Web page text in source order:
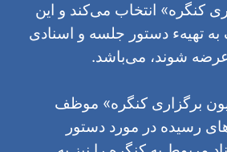
کنگره» انتخاب می‌کند و این
تهیهء دستور جلسه و اسنادی
عرضه شوند، می‌باشد.
برگزاری کنگره» موظف
رسیده در مورد دستور